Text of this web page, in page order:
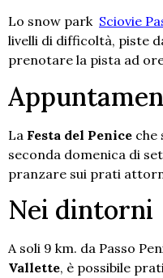
Lo snow park Sciovie
livelli di difficoltà, piste
prenotare la pista ad
La Festa del Penice che
seconda domenica di
pranzare sui prati
Nei dintorni
A soli 9 km. da Passo
Vallette, è possibile